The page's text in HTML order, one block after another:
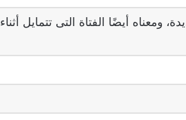
ومعناه أيضًا الفتاة التى تتمايل أثناء